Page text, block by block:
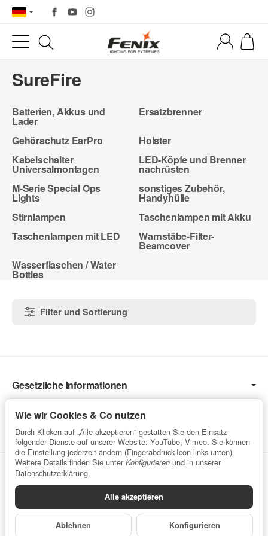
SureFire
Batterien, Akkus und
Lader
Ersatzbrenner
Gehörschutz EarPro
Holster
Kabelschalter
Universalmontagen
LED-Köpfe und Brenner
nachrüsten
M-Serie Special Ops
Lights
sonstiges Zubehör,
Handyhülle
Stirnlampen
Taschenlampen mit Akku
Taschenlampen mit LED
Warnstäbe-Filter-
Beamcover
Wasserflaschen / Water
Bottles
Filter und Sortierung
Gesetzliche Informationen
Service
Vertrag widerrufen
Datenschutzerklärung•Impressum
Alle Preise inkl. gesetzlicher USt., zzgl.Versand
Wie wir Cookies & Co nutzen
Durch Klicken auf „Alle akzeptieren“ gestatten Sie den Einsatz
folgender Dienste auf unserer Website: YouTube, Vimeo. Sie können
die Einstellung jederzeit ändern (Fingerabdruck-Icon links unten).
Weitere Details finden Sie unter Konfigurieren und in unserer
Datenschutzerklärung.
Alle akzeptieren
Ablehnen Konfigurieren